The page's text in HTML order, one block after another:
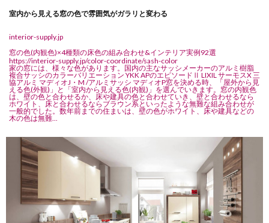
室内から見える窓の色で雰囲気がガラリと変わる
interior-supply.jp
窓の色(内観色)×4種類の床色の組み合わせ&インテリア実例92選
https://interior-supply.jp/color-coordinate/sash-color
家の窓には、様々な色があります。国内の主なサッシメーカーのアルミ樹脂
複合サッシのカラーバリエーション YKK APのエピソードⅡ LIXIL サーモスX 三
協アルミ マディオJ・M /アルミサッシ マディオP窓を決める時、「屋外から見
える色(外観)」と「室内から見える色(内観)」を選んでいきます。窓の内観色
は、壁の色と合わせるか、床や建具の色と合わせていき、壁と合わせるなら
ホワイト、床と合わせるならブラウン系といったような無難な組み合わせが
一般的でした。数年前までの住まいは、壁の色がホワイト、床や建具などの
木の色は無難...